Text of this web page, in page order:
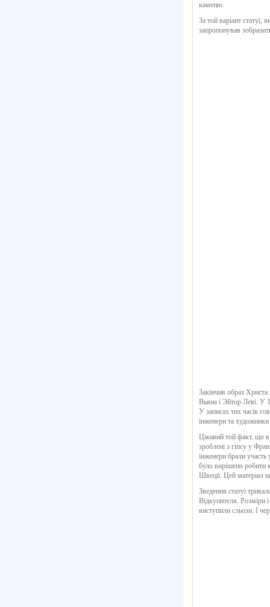
каменю.
За той варіант статуї,
запропонував
Закінчив образ
Вьяна і Эйтор Леві. У
У записах тих часів
інженери та
Цікавий той факт, що в
зроблені з гіпсу у
інженери брали
було вирішено робити
Швеції. Цей матеріал
Зведення статуї
Відкупителя. Розміри
виступили сльози. І